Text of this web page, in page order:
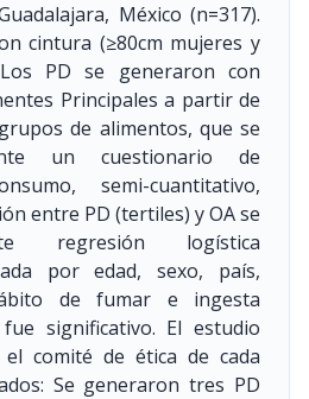
México (n=317).
cintura (≥80cm mujeres y
PD se generaron con
Principales a partir de
de alimentos, que se
un cuestionario de
semi-cuantitativo,
entre PD (tertiles) y OA se
regresión logística
por edad, sexo, país,
de fumar e ingesta
significativo. El estudio
comité de ética de cada
Se generaron tres PD